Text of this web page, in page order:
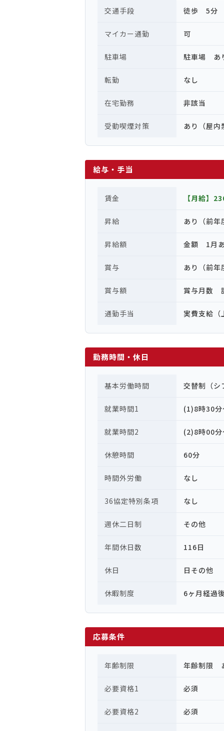
交通手段 徒歩 5分
マイカー通勤 可
駐車場 駐車場 あ
転勤 なし
在宅勤務 非該当
受動喫煙対策 あり（屋内
給与・手当
賃金 【月給】
昇給 あり（前
昇給額 金額 1月あ
賞与 あり（前
賞与額 賞与月数
通勤手当 実費支給（
勤務時間・休日
基本労働時間 交替制（シ
就業時間1 (1)8時30
就業時間2 (2)8時00
休憩時間 60分
時間外労働 なし
36協定特別条項 なし
週休二日制 その他
年間休日数 116日
休日 日その他
休暇制度 6ヶ月経過
応募条件
年齢制限 年齢制限
必要資格1 必須
必要資格2 必須